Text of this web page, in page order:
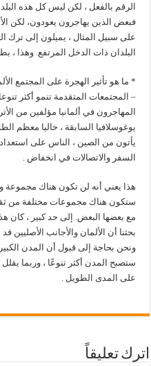
الرقم بالفعل ، لكن ليس كل هذه
فبعض الذين يهاجرون يعودون، لكن
على سبيل المثال ، يميلون إلى ترك
البلدان ذات الدخل المرتفع. وهذا ،
* ما هو تأثير الهجرة على المجتمع
– المجتمعات المتقدمة تنمو أكثر
المهاجرون في ألمانيا مؤلفين من
يوغوسلافيا السابقة ، حاليا معظم
يأتون من الصين ، الناس على
السفر والاتصالات في انخفاض .
هذا يعني أنه لن تكون هناك مجموعة
ستكون هناك مجموعات مختلفة من
مع بعضها البعض. إلى حد كبير ، كان
بحثنا أن الألمان والأجانب
ونحن بحاجة إلى قبول أن المدن
ستصبح المدن أكثر تنوعًا ، وربما
على المدى الطويل .
اترك تعليقاً